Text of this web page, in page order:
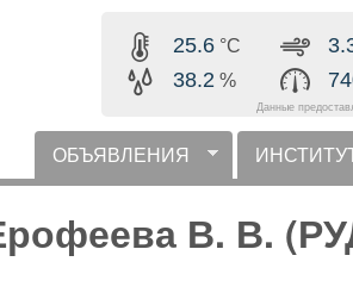
содержанию
25.6 °C
38.2 %
Данные
горизонтальное меню
ОБЪЯВЛЕНИЯ
В. В.